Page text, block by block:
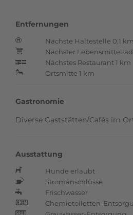
Entfernungen
Ö Nächste Haltestelle 0,1 km
+ Nächster
p Nächstes Restaurant 1 km
N Ortsmitte 1 km
Gastronomie
Diverse Gaststätten/Cafés im
Ausstattung
h Hunde erlaubt
n Stromanschlüsse
q Frischwasser
k Chemietoiletten-